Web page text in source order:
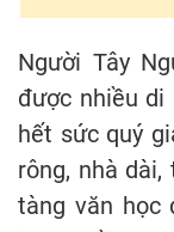
Người Tây
được nhiều
hết sức quý
rông, nhà
tàng văn học